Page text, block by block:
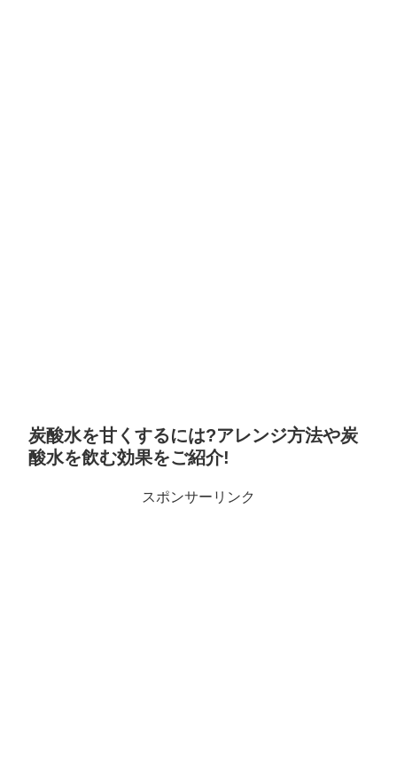
炭酸水を甘くするには?アレンジ方法や炭
酸水を飲む効果をご紹介!
スポンサーリンク